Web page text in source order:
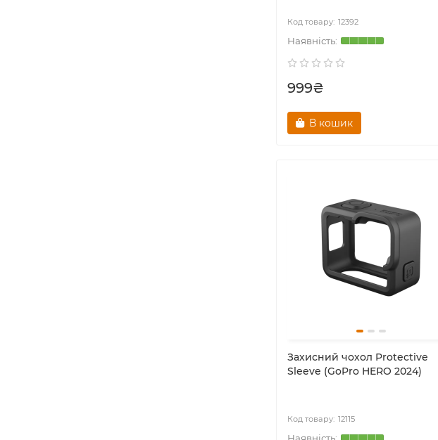
12392
999₴
В кошик
Захисний чохол Protective
Sleeve (GoPro HERO 2024)
12115